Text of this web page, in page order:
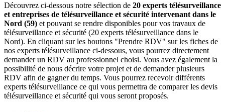
Découvrez ci-dessous notre sélection de 20 experts télésurveillance
et entreprises de télésurveillance et sécurité intervenant dans le
Nord (59) et pouvant se rendre disponibles pour vos travaux de
télésurveillance et sécurité (20 experts télésurveillance dans le
Nord). En cliquant sur les boutons "Prendre RDV" sur les fiches de
nos experts télésurveillance ci-dessous, vous pourrez directement
demander un RDV au professionnel choisi. Vous avez également la
possibilité de nous décrire votre projet et de demander plusieurs
RDV afin de gagner du temps. Vous pourrez recevoir différents
experts télésurveillance ce qui vous permettra de comparer les devis
télésurveillance et sécurité qui vous seront proposés.